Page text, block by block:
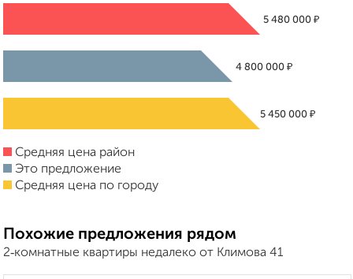
5 480 000 ₽
4 800 000 ₽
5 450 000 ₽
Средняя цена район
Это предложение
Средняя цена по городу
Похожие предложения рядом
2‑комнатные квартиры недалеко от Климова 41